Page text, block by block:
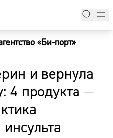
«Би-порт»
и вернула
4 продукта —